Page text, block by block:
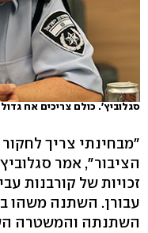
סגלוביץ'. כולם צריכים אח גדול
"מבחינתי צריך
הציבור", אמר
זכויות של קורבנות
עבורן. השתנה משהו
השתנתה והמשטרה